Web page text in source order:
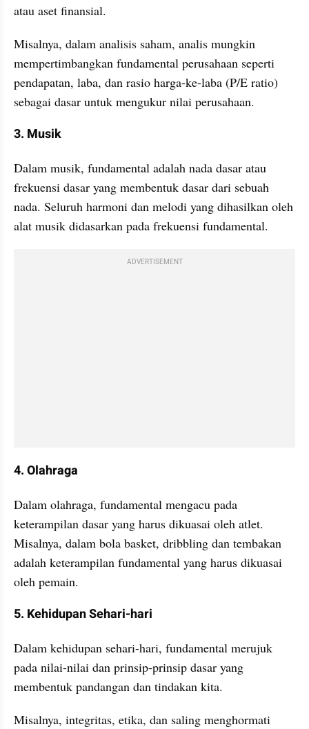
atau aset finansial.
Misalnya, dalam analisis saham, analis mungkin
mempertimbangkan fundamental perusahaan seperti
pendapatan, laba, dan rasio harga-ke-laba (P/E ratio)
sebagai dasar untuk mengukur nilai perusahaan.
3. Musik
Dalam musik, fundamental adalah nada dasar atau
frekuensi dasar yang membentuk dasar dari sebuah
nada. Seluruh harmoni dan melodi yang dihasilkan oleh
alat musik didasarkan pada frekuensi fundamental.
ADVERTISEMENT
4. Olahraga
Dalam olahraga, fundamental mengacu pada
keterampilan dasar yang harus dikuasai oleh atlet.
Misalnya, dalam bola basket, dribbling dan tembakan
adalah keterampilan fundamental yang harus dikuasai
oleh pemain.
5. Kehidupan Sehari-hari
Dalam kehidupan sehari-hari, fundamental merujuk
pada nilai-nilai dan prinsip-prinsip dasar yang
membentuk pandangan dan tindakan kita.
Misalnya, integritas, etika, dan saling menghormati